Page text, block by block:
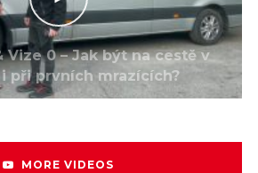
Vize 0 – Jak být na cestě v
při prvních mrazících?
MORE VIDEOS